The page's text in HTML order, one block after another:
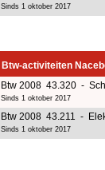
Sinds 1 oktober 2017
Btw-activiteiten
Btw 2008 43.320 -
Sinds 1 oktober 2017
Btw 2008 43.211 -
Sinds 1 oktober 2017